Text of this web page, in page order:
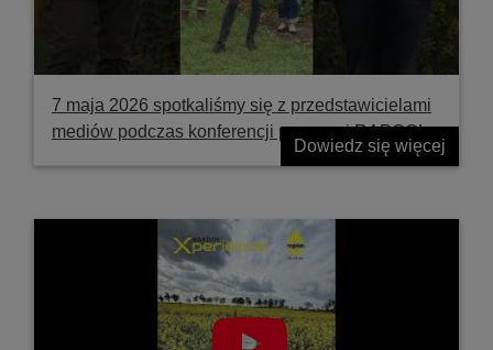
7 maja 2026 spotkaliśmy się z przedstawicielami
mediów podczas konferencji prasowej RAPOOL
Dowiedz się więcej